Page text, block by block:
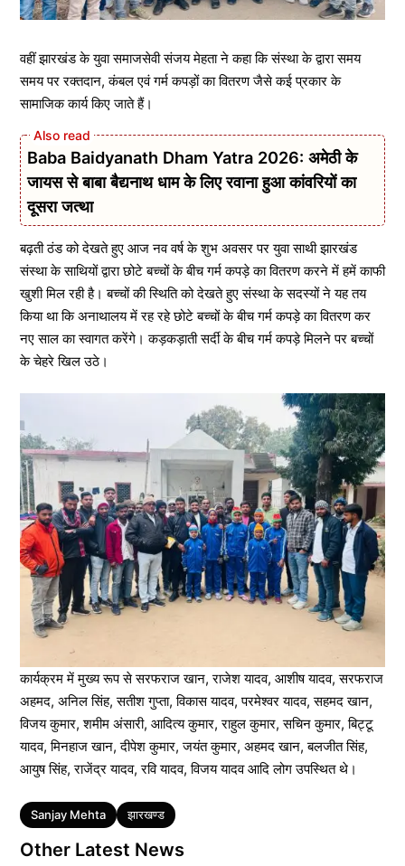
वहीं झारखंड के युवा समाजसेवी संजय मेहता ने कहा कि संस्था के द्वारा समय
समय पर रक्तदान, कंबल एवं गर्म कपड़ों का वितरण जैसे कई प्रकार के
सामाजिक कार्य किए जाते हैं।
Baba Baidyanath Dham Yatra 2026: अमेठी के
जायस से बाबा बैद्यनाथ धाम के लिए रवाना हुआ कांवरियों का
दूसरा जत्था
बढ़ती ठंड को देखते हुए आज नव वर्ष के शुभ अवसर पर युवा साथी झारखंड
संस्था के साथियों द्वारा छोटे बच्चों के बीच गर्म कपड़े का वितरण करने में हमें काफी
खुशी मिल रही है। बच्चों की स्थिति को देखते हुए संस्था के सदस्यों ने यह तय
किया था कि अनाथालय में रह रहे छोटे बच्चों के बीच गर्म कपड़े का वितरण कर
नए साल का स्वागत करेंगे। कड़कड़ाती सर्दी के बीच गर्म कपड़े मिलने पर बच्चों
के चेहरे खिल उठे।
कार्यक्रम में मुख्य रूप से सरफराज खान, राजेश यादव, आशीष यादव, सरफराज
अहमद, अनिल सिंह, सतीश गुप्ता, विकास यादव, परमेश्वर यादव, सहमद खान,
विजय कुमार, शमीम अंसारी, आदित्य कुमार, राहुल कुमार, सचिन कुमार, बिट्टू
यादव, मिनहाज खान, दीपेश कुमार, जयंत कुमार, अहमद खान, बलजीत सिंह,
आयुष सिंह, राजेंद्र यादव, रवि यादव, विजय यादव आदि लोग उपस्थित थे।
Tags
Sanjay Mehta झारखण्ड
Other Latest News